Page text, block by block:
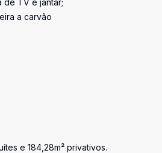
de TV e jantar;
a carvão
e 184,28m² privativos.